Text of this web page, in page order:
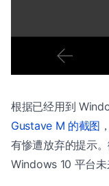
根据已经用到
Gustave M 的截图
有惨遭放弃的提示
Windows 10 平台未